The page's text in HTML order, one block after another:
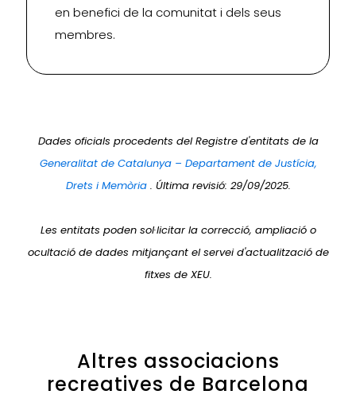
en benefici de la comunitat i dels seus
membres.
Dades oficials procedents del Registre d'entitats de la
Generalitat de Catalunya – Departament de Justícia,
Drets i Memòria . Última revisió: 29/09/2025.
Les entitats poden sol·licitar la correcció, ampliació o
ocultació de dades mitjançant el servei d'actualització de
fitxes de XEU.
Altres associacions
recreatives de Barcelona